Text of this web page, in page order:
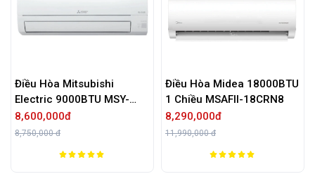
Mitsubishi
9000BTU MSY-
đ
Điều Hòa Midea 18000BTU
1 Chiều MSAFII-18CRN8
8,290,000đ
11,990,000 đ
Điều